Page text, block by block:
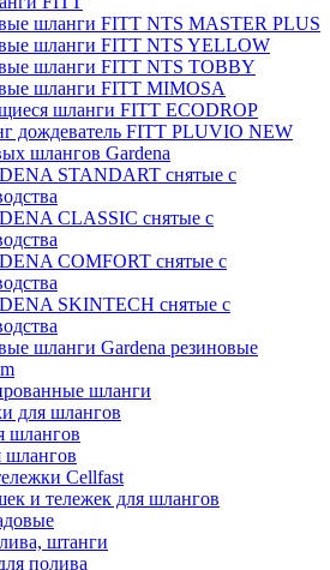
шланги FITT NTS MASTER PLUS
шланги FITT NTS YELLOW
шланги FITT NTS TOBBY
шланги FITT MIMOSA
шланги FITT ECODROP
дождеватель FITT PLUVIO NEW
шлангов Gardena
STANDART снятые с
CLASSIC снятые с
COMFORT снятые с
SKINTECH снятые с
шланги Gardena резиновые
шланги
для шлангов
шлангов
шлангов
Cellfast
и тележек для шлангов
штанги
полива